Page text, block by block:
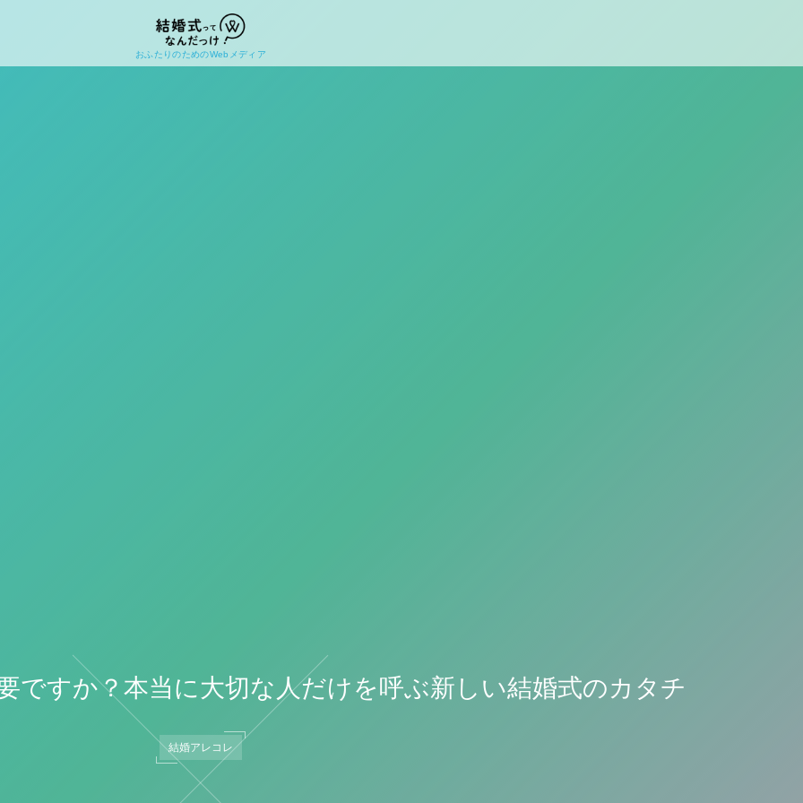
おふたりのためのWebメディア
ですか？本当に大切な人だけを呼ぶ新しい結婚式のカタチ
結婚アレコレ